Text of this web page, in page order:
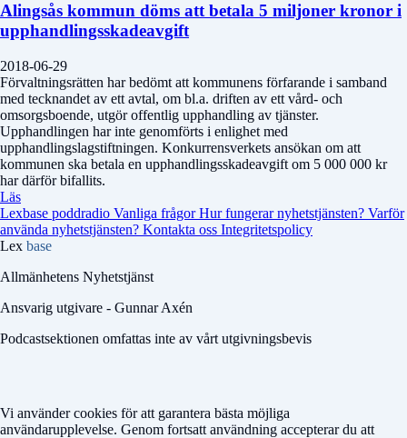
Alingsås kommun döms att betala 5 miljoner kronor i
upphandlingsskadeavgift
2018-06-29
Förvaltningsrätten har bedömt att kommunens förfarande i samband
med tecknandet av ett avtal, om bl.a. driften av ett vård- och
omsorgsboende, utgör offentlig upphandling av tjänster.
Upphandlingen har inte genomförts i enlighet med
upphandlingslagstiftningen. Konkurrensverkets ansökan om att
kommunen ska betala en upphandlingsskadeavgift om 5 000 000 kr
har därför bifallits.
Läs
Lexbase poddradio Vanliga frågorHur fungerar nyhetstjänsten? Varför
använda nyhetstjänsten? Kontakta oss Integritetspolicy
Lex base
Allmänhetens Nyhetstjänst
Ansvarig utgivare - Gunnar Axén
Podcastsektionen omfattas inte av vårt utgivningsbevis
Vi använder cookies för att garantera bästa möjliga
användarupplevelse. Genom fortsatt användning accepterar du att